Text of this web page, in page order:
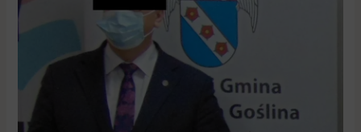
Gośliny
funkcjonariuszy
CBA?
Prokuratura
wszczęła